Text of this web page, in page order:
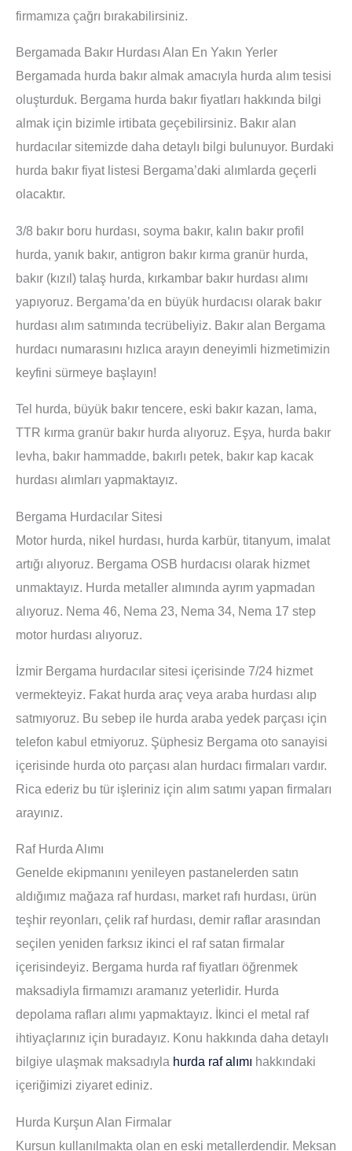
firmamıza çağrı bırakabilirsiniz.
Bergamada Bakır Hurdası Alan En Yakın Yerler
Bergamada hurda bakır almak amacıyla hurda alım tesisi
oluşturduk. Bergama hurda bakır fiyatları hakkında bilgi
almak için bizimle irtibata geçebilirsiniz. Bakır alan
hurdacılar sitemizde daha detaylı bilgi bulunuyor. Burdaki
hurda bakır fiyat listesi Bergama’daki alımlarda geçerli
olacaktır.
3/8 bakır boru hurdası, soyma bakır, kalın bakır profil
hurda, yanık bakır, antigron bakır kırma granür hurda,
bakır (kızıl) talaş hurda, kırkambar bakır hurdası alımı
yapıyoruz. Bergama’da en büyük hurdacısı olarak bakır
hurdası alım satımında tecrübeliyiz. Bakır alan Bergama
hurdacı numarasını hızlıca arayın deneyimli hizmetimizin
keyfini sürmeye başlayın!
Tel hurda, büyük bakır tencere, eski bakır kazan, lama,
TTR kırma granür bakır hurda alıyoruz. Eşya, hurda bakır
levha, bakır hammadde, bakırlı petek, bakır kap kacak
hurdası alımları yapmaktayız.
Bergama Hurdacılar Sitesi
Motor hurda, nikel hurdası, hurda karbür, titanyum, imalat
artığı alıyoruz. Bergama OSB hurdacısı olarak hizmet
unmaktayız. Hurda metaller alımında ayrım yapmadan
alıyoruz. Nema 46, Nema 23, Nema 34, Nema 17 step
motor hurdası alıyoruz.
İzmir Bergama hurdacılar sitesi içerisinde 7/24 hizmet
vermekteyiz. Fakat hurda araç veya araba hurdası alıp
satmıyoruz. Bu sebep ile hurda araba yedek parçası için
telefon kabul etmiyoruz. Şüphesiz Bergama oto sanayisi
içerisinde hurda oto parçası alan hurdacı firmaları vardır.
Rica ederiz bu tür işleriniz için alım satımı yapan firmaları
arayınız.
Raf Hurda Alımı
Genelde ekipmanını yenileyen pastanelerden satın
aldığımız mağaza raf hurdası, market rafı hurdası, ürün
teşhir reyonları, çelik raf hurdası, demir raflar arasından
seçilen yeniden farksız ikinci el raf satan firmalar
içerisindeyiz. Bergama hurda raf fiyatları öğrenmek
maksadiyla firmamızı aramanız yeterlidir. Hurda
depolama rafları alımı yapmaktayız. İkinci el metal raf
ihtiyaçlarınız için buradayız. Konu hakkında daha detaylı
bilgiye ulaşmak maksadıyla hurda raf alımı hakkındaki
içeriğimizi ziyaret ediniz.
Hurda Kurşun Alan Firmalar
Kurşun kullanılmakta olan en eski metallerdendir. Meksan